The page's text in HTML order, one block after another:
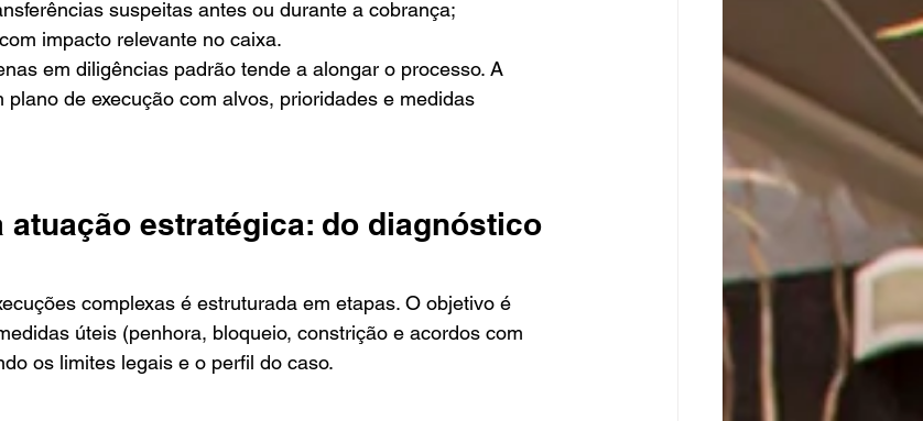
suspeitas antes ou durante a cobrança;
impacto relevante no caixa.
em diligências padrão tende a alongar o processo. A
de execução com alvos, prioridades e medidas
atuação estratégica: do diagnóstico
complexas é estruturada em etapas. O objetivo é
úteis (penhora, bloqueio, constrição e acordos com
os limites legais e o perfil do caso.